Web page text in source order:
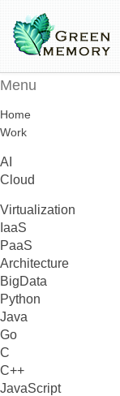
Menu
Home
Work
AI
Cloud
Virtualization
IaaS
PaaS
Architecture
BigData
Python
Java
Go
C
C++
JavaScript